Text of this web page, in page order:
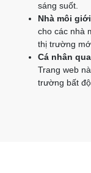
sáng suốt.
Nhà môi
cho các nhà
thị trường
Cá nhân
Trang web
trường bất